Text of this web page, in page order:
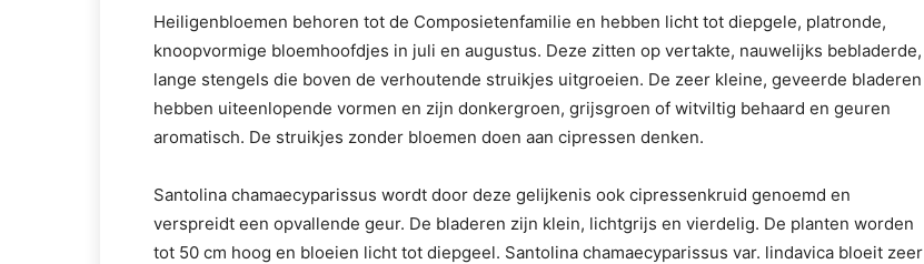
Heiligenbloemen behoren tot de Composietenfamilie en hebben licht tot diepgele, platronde,
knoopvormige bloemhoofdjes in juli en augustus. Deze zitten op vertakte, nauwelijks bebladerde,
lange stengels die boven de verhoutende struikjes uitgroeien. De zeer kleine, geveerde bladeren
hebben uiteenlopende vormen en zijn donkergroen, grijsgroen of witviltig behaard en geuren
aromatisch. De struikjes zonder bloemen doen aan cipressen denken.
Santolina chamaecyparissus wordt door deze gelijkenis ook cipressenkruid genoemd en
verspreidt een opvallende geur. De bladeren zijn klein, lichtgrijs en vierdelig. De planten worden
tot 50 cm hoog en bloeien licht tot diepgeel. Santolina chamaecyparissus var. lindavica bloeit zeer